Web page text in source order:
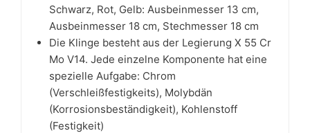
Schwarz, Rot, Gelb: Ausbeinmesser 13 cm,
Ausbeinmesser 18 cm, Stechmesser 18 cm
Die Klinge besteht aus der Legierung X 55 Cr
Mo V14. Jede einzelne Komponente hat eine
spezielle Aufgabe: Chrom
(Verschleißfestigkeits), Molybdän
(Korrosionsbeständigkeit), Kohlenstoff
(Festigkeit)